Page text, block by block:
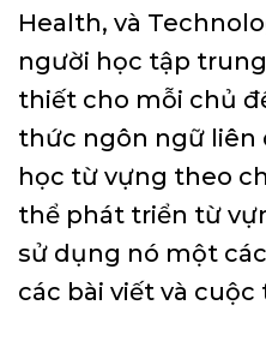
Health, và
người học tập
thiết cho mỗi chủ
thức ngôn ngữ liên
học từ vựng theo
thể phát triển từ
sử dụng nó một
các bài viết và cuộc